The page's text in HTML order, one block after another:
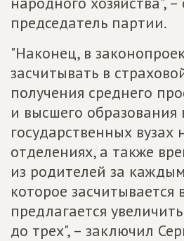
председатель партии.
"Наконец, в
засчитывать в
получения среднего
и высшего образования
государственных
отделениях, а также
из родителей за
которое засчитывается
предлагается
до трех", – заключил